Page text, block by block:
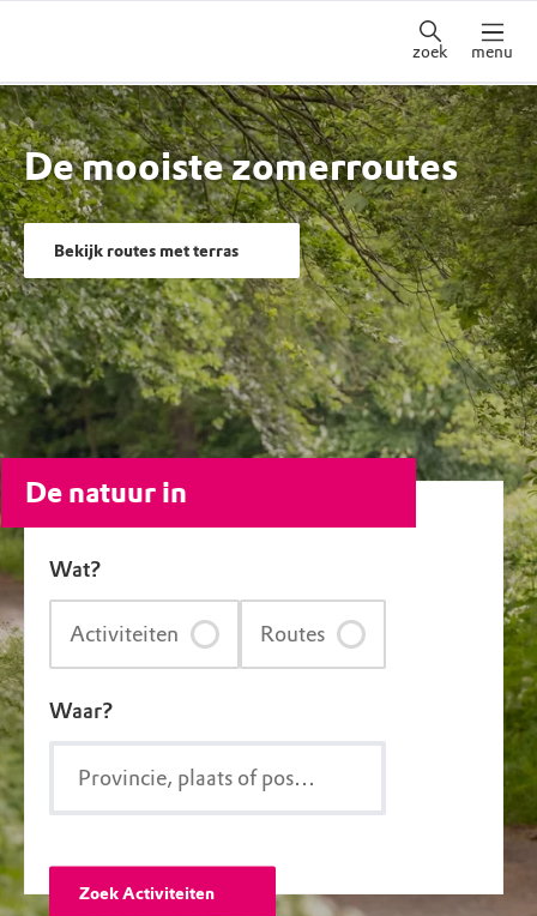
zoek menu
De mooiste zomerroutes
Bekijk routes met terras
De natuur in
Wat?
Activiteiten Routes
Waar?
Zoek Activiteiten